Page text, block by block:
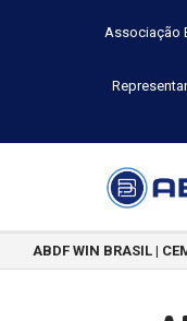
Associação
ABDF WIN BRASIL |